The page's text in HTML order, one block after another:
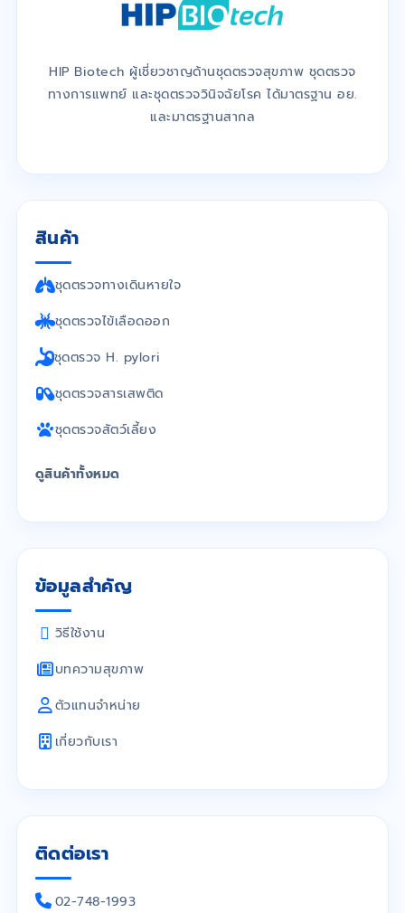
HIP Biotech ผู้เชี่ยวชาญด้านชุดตรวจสุขภาพ ชุดตรวจ
ทางการแพทย์ และชุดตรวจวินิจฉัยโรค ได้มาตรฐาน อย.
และมาตรฐานสากล
สินค้า
ชุดตรวจทางเดินหายใจ
ชุดตรวจไข้เลือดออก
ชุดตรวจ H. pylori
ชุดตรวจสารเสพติด
ชุดตรวจสัตว์เลี้ยง
ดูสินค้าทั้งหมด
ข้อมูลสำคัญ
วิธีใช้งาน
บทความสุขภาพ
ตัวแทนจำหน่าย
เกี่ยวกับเรา
ติดต่อเรา
02-748-1993